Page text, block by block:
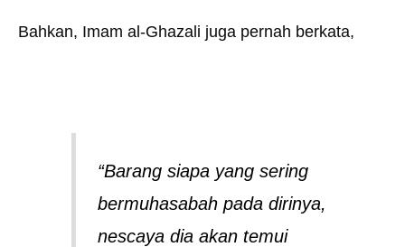
Bahkan, Imam al-Ghazali juga pernah berkata,
“Barang siapa yang sering
bermuhasabah pada dirinya,
nescaya dia akan temui